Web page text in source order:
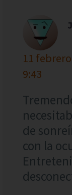
11
9:43
de
con la